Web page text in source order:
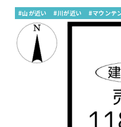
#山が近い #川が近い #マウンテ